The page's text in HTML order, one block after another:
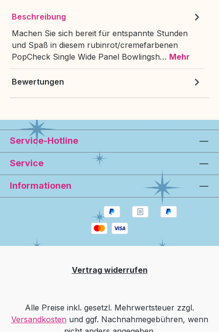
Beschreibung
Machen Sie sich bereit für entspannte Stunden
und Spaß in diesem rubinrot/cremefarbenen
PopCheck Single Wide Panel Bowlingsh… Mehr
Bewertungen
Service-Hotline
Service
Informationen
Vertrag widerrufen
Alle Preise inkl. gesetzl. Mehrwertsteuer zzgl.
Versandkostenund ggf. Nachnahmegebühren, wenn